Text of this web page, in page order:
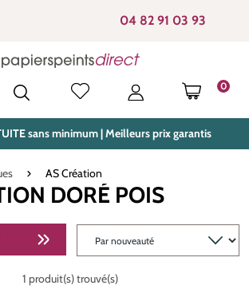
04 82 91 03 93
0
LE
sans minimum | Meilleurs prix garantis
AS Création
DORÉ POIS
1 produit(s) trouvé(s)